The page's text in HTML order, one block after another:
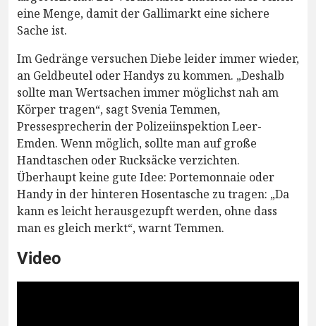
eine Menge, damit der Gallimarkt eine sichere
Sache ist.
Im Gedränge versuchen Diebe leider immer wieder,
an Geldbeutel oder Handys zu kommen. „Deshalb
sollte man Wertsachen immer möglichst nah am
Körper tragen“, sagt Svenia Temmen,
Pressesprecherin der Polizeiinspektion Leer-
Emden. Wenn möglich, sollte man auf große
Handtaschen oder Rucksäcke verzichten.
Überhaupt keine gute Idee: Portemonnaie oder
Handy in der hinteren Hosentasche zu tragen: „Da
kann es leicht herausgezupft werden, ohne dass
man es gleich merkt“, warnt Temmen.
Video